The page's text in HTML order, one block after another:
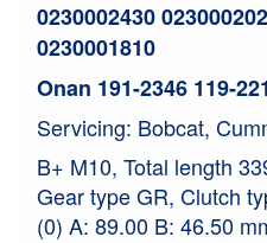
0230002430
0230001810
Onan 191-2346 119-
Servicing: Bobcat,
B+ M10, Total length
Gear type GR, Clutch
(0) A: 89.00 B: 46.50